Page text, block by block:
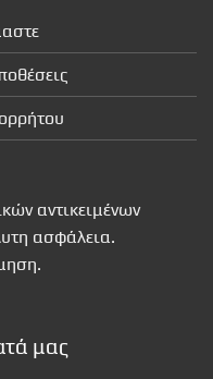
αντικειμένων
ασφάλεια.
μας